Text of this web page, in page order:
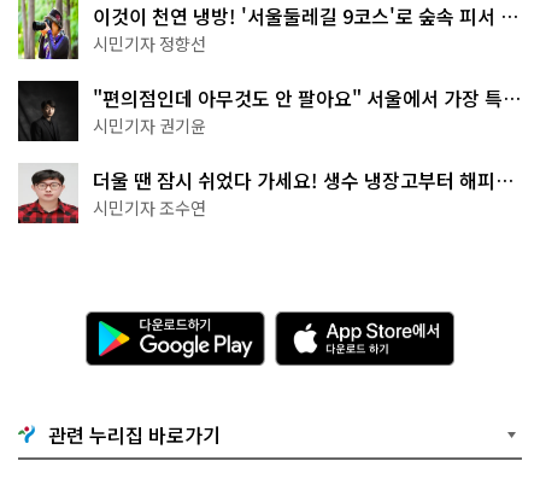
이것이 천연 냉방! '서울둘레길 9코스'로 숲속 피서 떠
나볼까
시민기자 정향선
"편의점인데 아무것도 안 팔아요" 서울에서 가장 특별
한 편의점의 정체
시민기자 권기윤
더울 땐 잠시 쉬었다 가세요! 생수 냉장고부터 해피소
·무더위쉼터까지
시민기자 조수연
다
운
로
기
G
o
A
p
p
e
관련 누리집 바로가기